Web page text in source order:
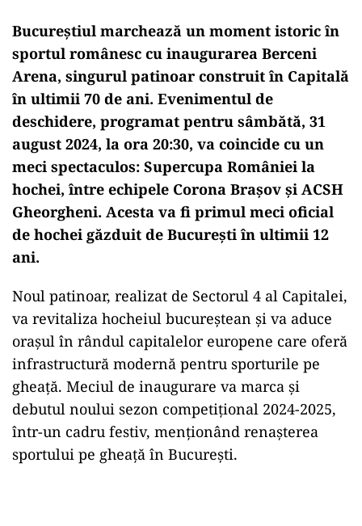
Bucureștiul marchează un moment istoric în
sportul românesc cu inaugurarea Berceni
Arena, singurul patinoar construit în Capitală
în ultimii 70 de ani. Evenimentul de
deschidere, programat pentru sâmbătă, 31
august 2024, la ora 20:30, va coincide cu un
meci spectaculos: Supercupa României la
hochei, între echipele Corona Brașov și ACSH
Gheorgheni. Acesta va fi primul meci oficial
de hochei găzduit de București în ultimii 12
ani.
Noul patinoar, realizat de Sectorul 4 al Capitalei,
va revitaliza hocheiul bucureștean și va aduce
orașul în rândul capitalelor europene care oferă
infrastructură modernă pentru sporturile pe
gheață. Meciul de inaugurare va marca și
debutul noului sezon competițional 2024-2025,
într-un cadru festiv, menționând renașterea
sportului pe gheață în București.